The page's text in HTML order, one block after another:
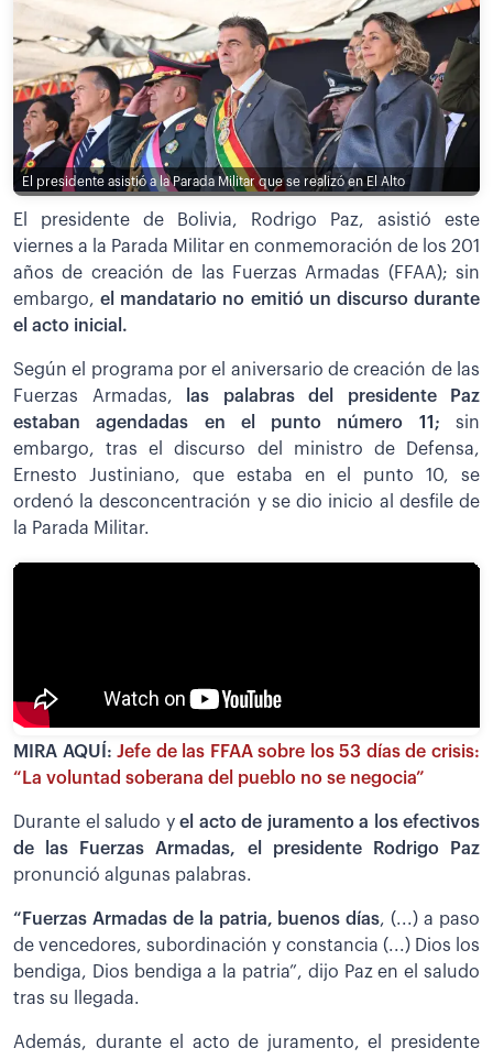
El presidente asistió a la Parada Militar que se realizó en El Alto
El presidente de Bolivia, Rodrigo Paz, asistió este
viernes a la Parada Militar en conmemoración de los 201
años de creación de las Fuerzas Armadas (FFAA); sin
embargo,el mandatario no emitió un discurso durante
el acto inicial.
Según el programa por el aniversario de creación de las
Fuerzas Armadas,
las palabras del presidente Paz
estaban agendadas en el punto número 11; sin
embargo, tras el discurso del ministro de Defensa,
Ernesto Justiniano, que estaba en el punto 10, se
ordenó la desconcentración y se dio inicio al desfile de
la Parada Militar.
MIRA AQUÍ:Jefe de las FFAA sobre los 53 días de crisis:
“La voluntad soberana del pueblo no se negocia”
Durante el saludo yel acto de juramento a los efectivos
de las Fuerzas Armadas, el presidente Rodrigo Paz
pronunció algunas palabras.
“Fuerzas Armadas de la patria, buenos días, (...) a paso
de vencedores, subordinación y constancia (...) Dios los
bendiga, Dios bendiga a la patria”, dijo Paz en el saludo
tras su llegada.
Además, durante el acto de juramento, el presidente